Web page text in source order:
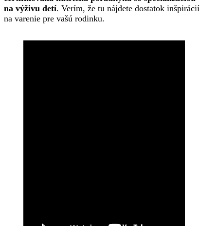
na výživu detí. Verím, že tu nájdete dostatok inšpirácií
na varenie pre vašú rodinku.